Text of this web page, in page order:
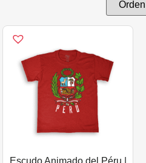
Escudo Animado del Péru |